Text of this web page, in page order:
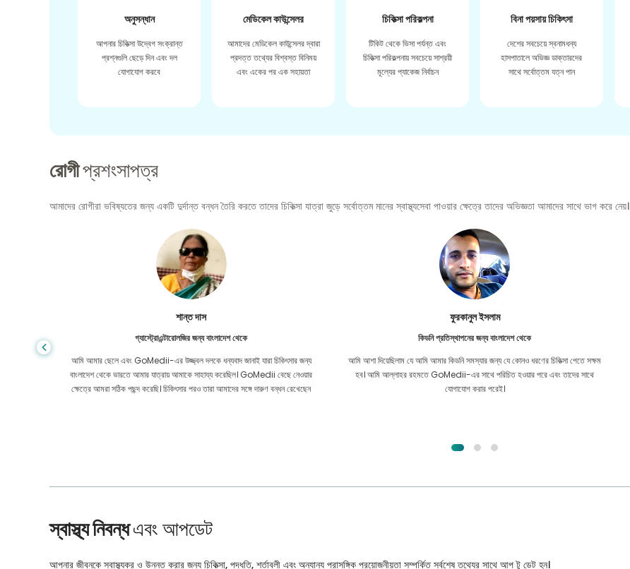
অনুসন্ধান
আপনার চিকিত্সা উদ্বেগ সংক্রান্ত
প্রশ্নগুলি ছেড়ে দিন এবং দল
যোগাযোগ করবে
মেডিকেল কাউন্সেলর
আমাদের মেডিকেল কাউন্সেলর দ্বারা
প্রদত্ত তথ্যের বিশ্বস্ত বিনিময়
এবং একের পর এক সহায়তা
চিকিত্সা পরিকল্পনা
টিকিট থেকে ভিসা পর্যন্ত এবং
চিকিত্সা পরিকল্পনায় সবচেয়ে সাশ্রয়ী
মূল্যের প্যাকেজ নির্বাচন
বিনা পয়সায় চিকিৎসা
দেশের সবচেয়ে স্বনামধন্য
হাসপাতালে অভিজ্ঞ ডাক্তারদের
সাথে সর্বোত্তম যত্ন পান
রোগীপ্রশংসাপত্র
আমাদের রোগীরা ভবিষ্যতের জন্য একটি দুর্দান্ত বন্ধন তৈরি করতে তাদের চিকিত্সা যাত্রা জুড়ে সর্বোত্তম মানের স্বাস্থ্যসেবা পাওয়ার ক্ষেত্রে তাদের অভিজ্ঞতা আমাদের সাথে ভাগ করে নেয়।
শান্ত দাস
গ্যাস্ট্রোএন্টারোলজির জন্য বাংলাদেশ থেকে
আমি আমার ছেলে এবং GoMedii-এর উজ্জ্বল দলকে ধন্যবাদ জানাই যারা চিকিৎসার জন্য
বাংলাদেশ থেকে ভারতে আমার যাত্রায় আমাকে সাহায্য করেছিল। GoMedii বেছে নেওয়ার
ক্ষেত্রে আমরা সঠিক পছন্দ করেছি। চিকিৎসার পরও তারা আমাদের সঙ্গে দারুণ বন্ধন রেখেছেন
ফুরকানুল ইসলাম
কিডনি প্রতিস্থাপনের জন্য বাংলাদেশ থেকে
আমি আশা দিয়েছিলাম যে আমি আমার কিডনি সমস্যার জন্য যে কোনও ধরণের চিকিত্সা পেতে সক্ষম
হব। আমি আল্লাহর রহমতে GoMedii-এর সাথে পরিচিত হওয়ার পরে এবং তাদের সাথে
যোগাযোগ করার পরেই।
স্বাস্থ্য নিবন্ধএবং আপডেট
আপনার জীবনকে স্বাস্থ্যকর ও উন্নত করার জন্য চিকিত্সা, পদ্ধতি, শর্তাবলী এবং অন্যান্য প্রাসঙ্গিক প্রয়োজনীয়তা সম্পর্কিত সর্বশেষ তথ্যের সাথে আপ টু ডেট হন।